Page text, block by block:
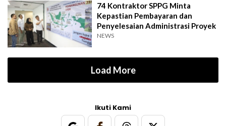
74 Kontraktor SPPG Minta
Kepastian Pembayaran dan
Penyelesaian Administrasi Proyek
NEWS
Load More
Ikuti Kami